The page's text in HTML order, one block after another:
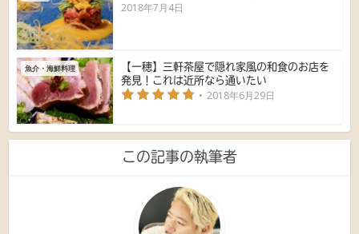
2018年7月4日
魚介・海鮮料理
【一穂】三軒茶屋で隠れ家風の和食のお店を
発見！これは近所なら通いたい
2018年6月29日
この記事の執筆者